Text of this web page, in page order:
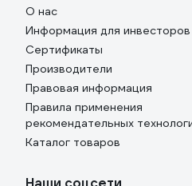
О нас
Информация для инвесторов
Сертификаты
Производители
Правовая информация
Правила применения
рекомендательных
Каталог товаров